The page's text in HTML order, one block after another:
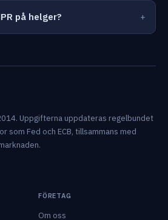
på helger?
Uppgifterna uppdateras regelbundet
som Fed och ECB, tillsammans med
FÖRETAG
Om oss